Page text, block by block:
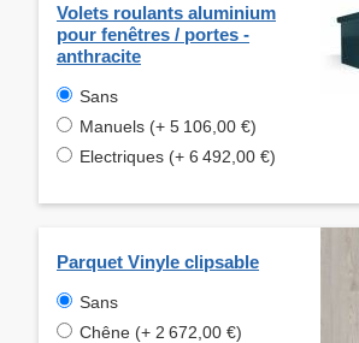
Volets roulants aluminium
pour fenêtres / portes -
anthracite
Sans
Manuels (+ 5 106,00 €)
Electriques (+ 6 492,00 €)
Parquet Vinyle clipsable
Sans
Chêne (+ 2 672,00 €)